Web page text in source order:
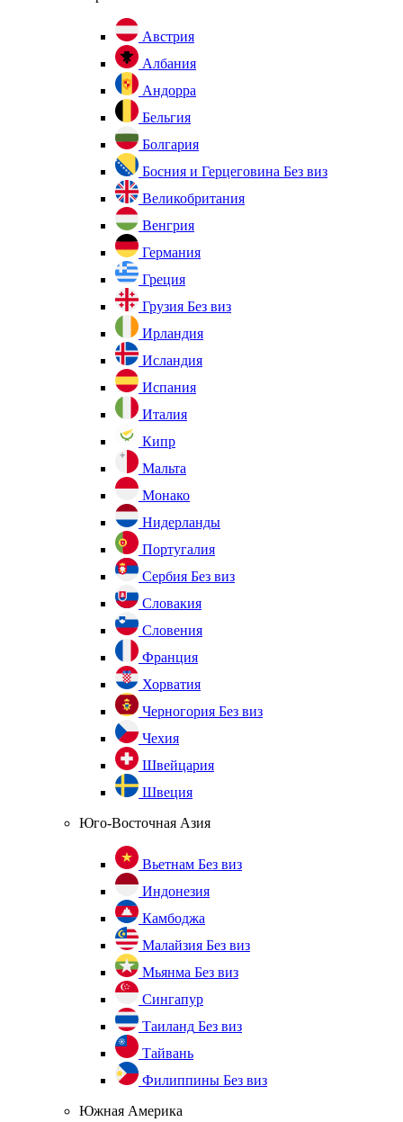
Австрия
Албания
Андорра
Бельгия
Болгария
Босния и Герцеговина Без виз
Великобритания
Венгрия
Германия
Греция
Грузия Без виз
Ирландия
Исландия
Испания
Италия
Кипр
Мальта
Монако
Нидерланды
Португалия
Сербия Без виз
Словакия
Словения
Франция
Хорватия
Черногория Без виз
Чехия
Швейцария
Швеция
Юго-Восточная Азия
Вьетнам Без виз
Индонезия
Камбоджа
Малайзия Без виз
Мьянма Без виз
Сингапур
Таиланд Без виз
Тайвань
Филиппины Без виз
Южная Америка